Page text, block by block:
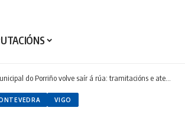
Porriño volve saír á rúa: tramitacións e atención directa sen saír da parroquia
VIGO